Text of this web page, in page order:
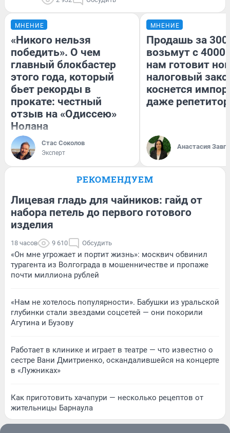
МНЕНИЕ
«Никого нельзя
победить». О чем
главный блокбастер
этого года, который
бьет рекорды в
прокате: честный
отзыв на «Одиссею»
Нолана
Стас Соколов
Эксперт
МНЕНИЕ
Продашь за
возьмут с
нам готовит
налоговый
коснется
даже
Анастасия
РЕКОМЕНДУЕМ
Лицевая гладь для чайников: гайд от
набора петель до первого готового
изделия
18 часов 9 610 Обсудить
«Он мне угрожает и портит жизнь»: москвич обвинил
турагента из Волгограда в мошенничестве и пропаже
почти миллиона рублей
«Нам не хотелось популярности». Бабушки из уральской
глубинки стали звездами соцсетей — они покорили
Агутина и Бузову
Работает в клинике и играет в театре — что известно о
сестре Вани Дмитриенко, оскандалившейся на концерте
в «Лужниках»
Как приготовить хачапури — несколько рецептов от
жительницы Барнаула